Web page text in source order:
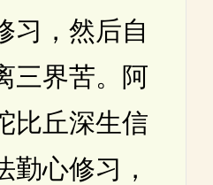
习，然后自
三界苦。阿
比丘深生信
勤心修习，